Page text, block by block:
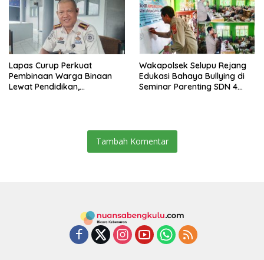
Lapas Curup Perkuat
Pembinaan Warga Binaan
Lewat Pendidikan,
Wakapolsek Selupu Rejang
Edukasi Bahaya Bullying di
Seminar Parenting SDN 4
Tambah Komentar